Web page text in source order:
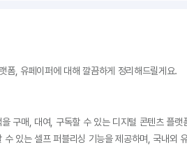
폼, 유페이퍼에 대해 깔끔하게 정리해드릴게요.
구매, 대여, 구독할 수 있는 디지털 콘텐츠 플랫
있는 셀프 퍼블리싱 기능을 제공하며, 국내외